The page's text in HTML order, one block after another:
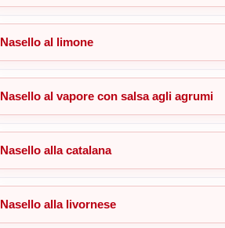
Nasello al limone
Nasello al vapore con salsa agli agrumi
Nasello alla catalana
Nasello alla livornese